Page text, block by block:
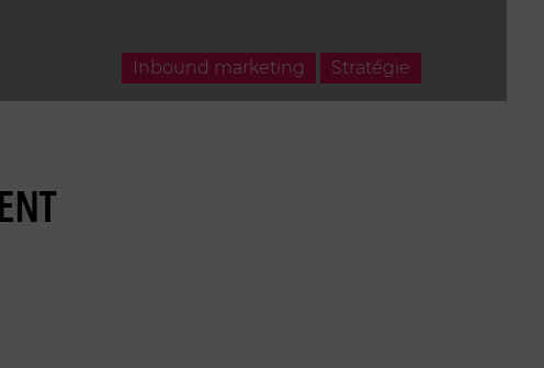
Inbound marketing Stratégie